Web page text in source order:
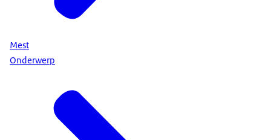
Mest
Onderwerp